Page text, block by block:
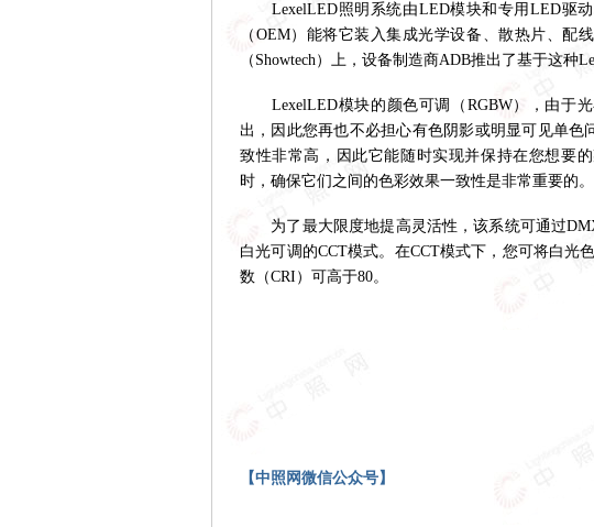
LexelLED照明系统由LED模块和专用LED驱动
（OEM）能将它装入集成光学设备、散热片、配
（Showtech）上，设备制造商ADB推出了基于这种
LexelLED模块的颜色可调（RGBW），由于
出，因此您再也不必担心有色阴影或明显可见单
致性非常高，因此它能随时实现并保持在您想要
时，确保它们之间的色彩效果一致性是非常重要的。
为了最大限度地提高灵活性，该系统可通过
白光可调的CCT模式。在CCT模式下，您可将白光
数（CRI）可高于80。
【中照网微信公众号】